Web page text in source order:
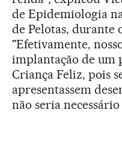
de Epidemiologia
de Pelotas, durante
"Efetivamente,
implantação de um
Criança Feliz, pois
apresentassem
não seria